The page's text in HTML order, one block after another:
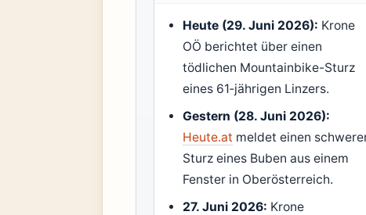
Heute (29. Juni 2026): Krone
OÖ berichtet über einen
tödlichen Mountainbike-Sturz
eines 61‑jährigen Linzers.
Gestern (28. Juni 2026):
Heute.at meldet einen
Sturz eines Buben aus einem
Fenster in Oberösterreich.
27. Juni 2026: Krone